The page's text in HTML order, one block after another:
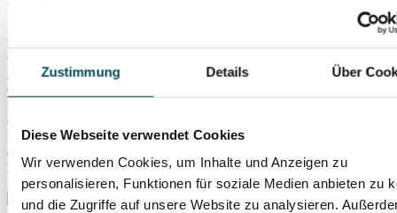
Zustimmung Details Über
Diese Webseite verwendet Cookies
Wir verwenden Cookies, um Inhalte und Anzeigen zu
personalisieren, Funktionen für soziale Medien anbieten zu
und die Zugriffe auf unsere Website zu analysieren.
Vergnüglich, frech und mit viel Charme: Hier werden „Carmen“,
„Turandot“ oder Wagners „Ring“ einmal nicht mit Glanz und Gloria
zelebriert, sondern höchst amüsant zu einem Opernprogramm der
etwas anderen Art verwoben. Die erfolgsverwöhnte Produktion
„Opern auf Bayrisch“
ist seit fast 40 Jahren fester Bestandteil auf
den Spielplänen, auch dank des bereits als legendär geltenden Trios
mit Conny Glogger, Gerd Anthoff und Michael Lerchenberg. Ein
echtes Schmankerl gibt es in dieser Spielzeit bei den Aufführungen
im Prinzregententheater: Unterstützt werden die Protagonisten bei
der Matinee im November vom Kabarettisten und Parodisten
Helmut Schleich!